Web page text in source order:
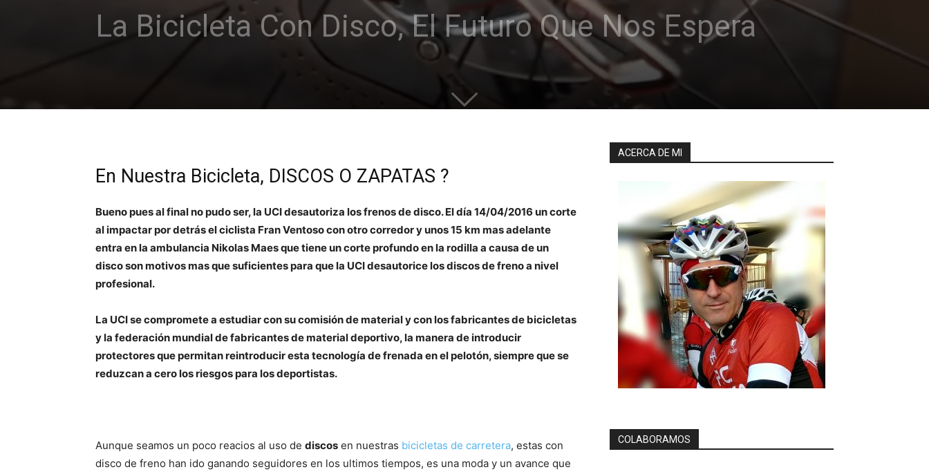
La Bicicleta Con Disco, El Futuro Que Nos Espera
En Nuestra Bicicleta, DISCOS O ZAPATAS ?
Bueno pues al final no pudo ser, la UCI desautoriza los frenos de disco. Eldía 14/04/2016 un corte
al impactar por detrás el ciclista Fran Ventoso con otro corredor y unos 15 km mas adelante
entra en la ambulancia Nikolas Maes que tiene un corte profundo en la rodilla a causa de un
disco son motivos mas que suficientes para que la UCI desautorice los discos de freno a nivel
profesional.
La UCI se compromete a estudiar con su comisión de material y con los fabricantes de bicicletas
y la federación mundial de fabricantes de material deportivo, la manera de introducir
protectores que permitan reintroducir esta tecnología de frenada en elpelotón, siempre que se
reduzcan a cero los riesgos para los deportistas.
Aunque seamos un poco reacios al uso de discos en nuestras bicicletas de carretera, estas con
disco de freno han ido ganando seguidores en los ultimos tiempos, es una moda y un avance que
ACERCA DE MI
COLABORAMOS